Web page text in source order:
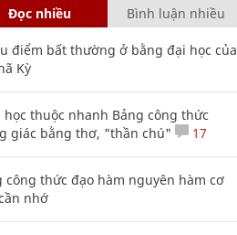
Đọc nhiều Bình luận nhiều
điểm bất thường ở bằng đại học của
Kỳ
học thuộc nhanh Bảng công thức
giác bằng thơ, "thần chú"
17
công thức đạo hàm nguyên hàm cơ
nhớ